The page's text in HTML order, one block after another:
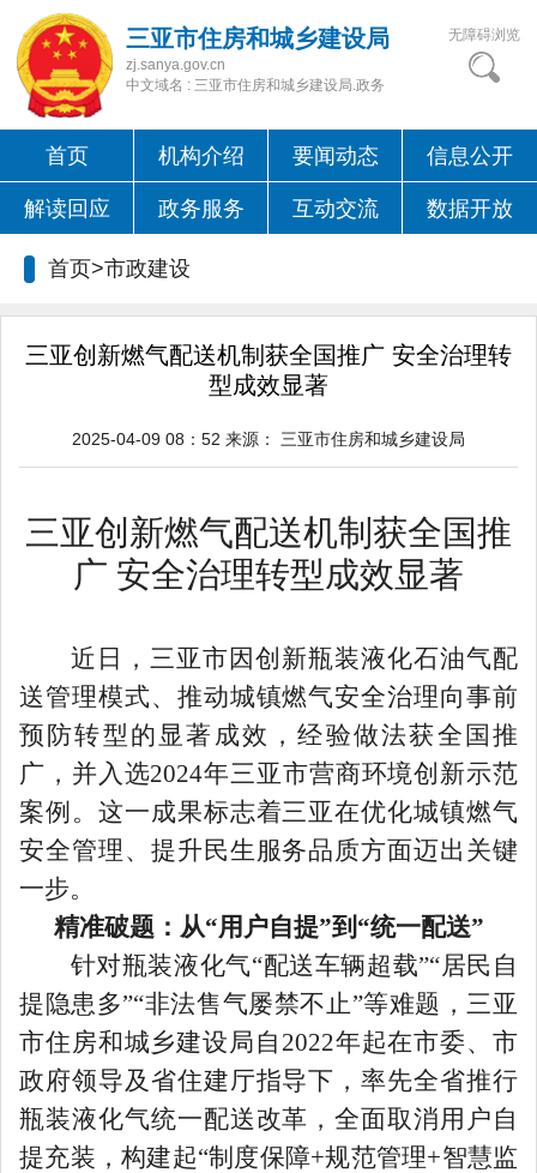
三亚市住房和城乡建设局
zj.sanya.gov.cn
中文域名 : 三亚市住房和城乡建设局.政务
无障碍浏览
首页 机构介绍 要闻动态 信息公开
解读回应 政务服务 互动交流 数据开放
首页>市政建设
三亚创新燃气配送机制获全国推广 安全治理转
型成效显著
2025-04-09 08：52 来源： 三亚市住房和城乡建设局
三亚创新燃气配送机制获全国推
广 安全治理转型成效显著
近日，三亚市因创新瓶装液化石油气配
送管理模式、推动城镇燃气安全治理向事前
预防转型的显著成效，经验做法获全国推
广，并入选2024年三亚市营商环境创新示范
案例。这一成果标志着三亚在优化城镇燃气
安全管理、提升民生服务品质方面迈出关键
一步。
精准破题：从“用户自提”到“统一配送”
针对瓶装液化气“配送车辆超载”“居民自
提隐患多”“非法售气屡禁不止”等难题，三亚
市住房和城乡建设局自2022年起在市委、市
政府领导及省住建厅指导下，率先全省推行
瓶装液化气统一配送改革，全面取消用户自
提充装，构建起“制度保障+规范管理+智慧监